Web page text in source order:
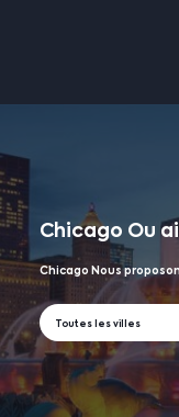
Chicago Ou
Chicago Nous
Toutes les villes